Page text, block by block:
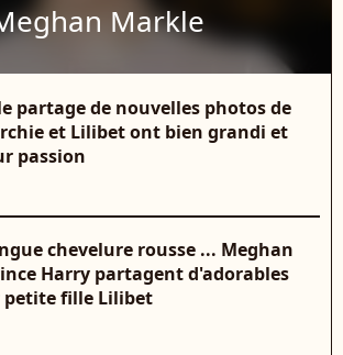
Markle
partage de nouvelles photos de
et Lilibet ont bien grandi et
passion
chevelure rousse ... Meghan
Harry partagent d'adorables
petite fille Lilibet